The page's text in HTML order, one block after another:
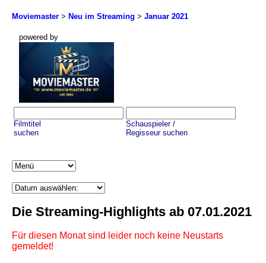
Moviemaster > Neu im Streaming > Januar 2021
powered by
Filmtitel
suchen
Schauspieler /
Regisseur suchen
Die Streaming-Highlights ab 07.01.2021
Für diesen Monat sind leider noch keine Neustarts
gemeldet!